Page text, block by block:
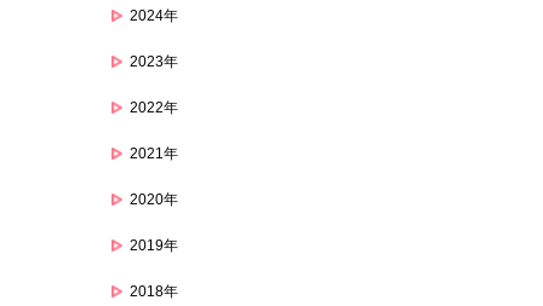
2024年
2023年
2022年
2021年
2020年
2019年
2018年